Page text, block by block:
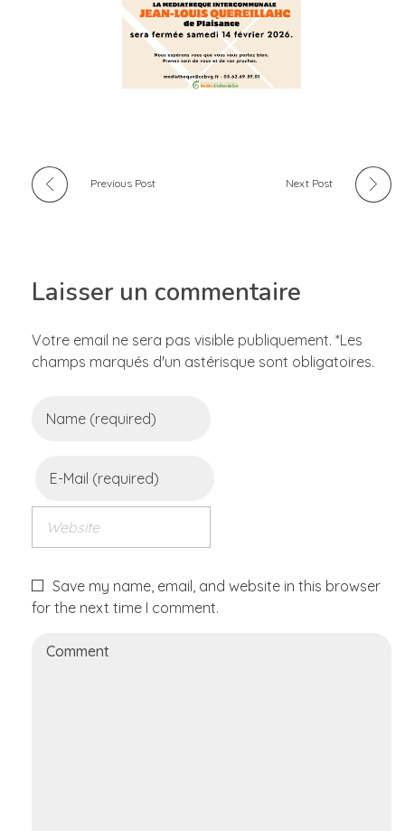
Previous Post Next Post
Laisser un commentaire
Votre email ne sera pas visible publiquement. *Les
champs marqués d'un astérisque sont obligatoires.
Save my name, email, and website in this browser
for the next time I comment.